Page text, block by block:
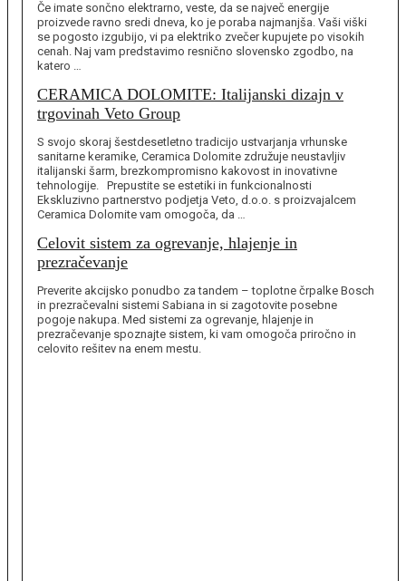
Če imate sončno elektrarno, veste, da se največ energije
proizvede ravno sredi dneva, ko je poraba najmanjša. Vaši viški
se pogosto izgubijo, vi pa elektriko zvečer kupujete po visokih
cenah. Naj vam predstavimo resnično slovensko zgodbo, na
katero …
CERAMICA DOLOMITE: Italijanski dizajn v
trgovinah Veto Group
S svojo skoraj šestdesetletno tradicijo ustvarjanja vrhunske
sanitarne keramike, Ceramica Dolomite združuje neustavljiv
italijanski šarm, brezkompromisno kakovost in inovativne
tehnologije. Prepustite se estetiki in funkcionalnosti
Ekskluzivno partnerstvo podjetja Veto, d.o.o. s proizvajalcem
Ceramica Dolomite vam omogoča, da …
Celovit sistem za ogrevanje, hlajenje in
prezračevanje
Preverite akcijsko ponudbo za tandem – toplotne črpalke Bosch
in prezračevalni sistemi Sabiana in si zagotovite posebne
pogoje nakupa. Med sistemi za ogrevanje, hlajenje in
prezračevanje spoznajte sistem, ki vam omogoča priročno in
celovito rešitev na enem mestu.